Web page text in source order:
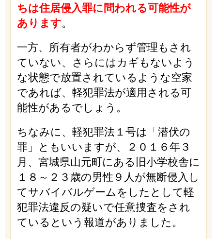
ちは住居侵入罪に問われる可能性が
あります。
一方、所有者がわからず管理もされ
ていない、さらにはカギもないよう
な状態で放置されているような空家
であれば、軽犯罪法が適用される可
能性があるでしょう。
ちなみに、軽犯罪法１号は「潜伏の
罪」ともいいますが、２０１６年３
月、宮城県山元町にある旧小学校舎に
１８～２３歳の男性９人が無断侵入し
てサバイバルゲームをしたとして軽
犯罪法違反の疑いで任意捜査をされ
ているという報道がありました。